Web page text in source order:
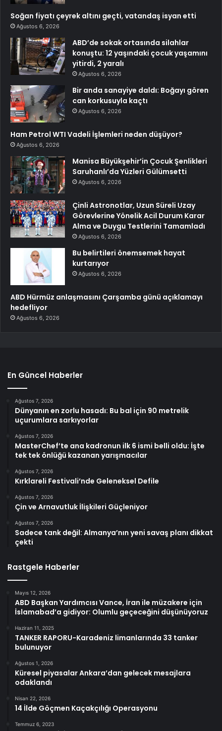
Soğan fiyatı çeyrek altını geçti, vatandaş isyan etti
Ağustos 6, 2026
ABD’de sokak ortasında silahlar
konuştu: 12 yaşındaki çocuk yaşamını
yitirdi, 2 yaralı
Ağustos 6, 2026
Bir anda sanayiye daldı: Boğayı gören
can korkusuyla kaçtı
Ağustos 6, 2026
Ham Petrol WTI Vadeli İşlemleri neden düşüyor?
Ağustos 6, 2026
Manisa Büyükşehir’in Çocuk Şenlikleri
Saruhanlı’da Yüzleri Gülümsetti
Ağustos 6, 2026
Çinli Astronotlar, Uzun Süreli Uzay
Görevlerine Yönelik Acil Durum Karar
Alma ve Duygu Testlerini Tamamladı
Ağustos 6, 2026
Bu belirtileri önemsemek hayat
kurtarıyor
Ağustos 6, 2026
ABD Hürmüz anlaşmasını Çarşamba günü açıklamayı
hedefliyor
Ağustos 6, 2026
En Güncel Haberler
Ağustos 7, 2026
Dünyanın en zorlu hasadı: Bu bal için 90 metrelik
uçurumlara sarkıyorlar
Ağustos 7, 2026
MasterChef’te ana kadronun ilk 6 ismi belli oldu: İşte
tek tek önlüğü kazanan yarışmacılar
Ağustos 7, 2026
Kırklareli Festivali’nde Geleneksel Defile
Ağustos 7, 2026
Çin ve Arnavutluk İlişkileri Güçleniyor
Ağustos 7, 2026
Sadece tank değil: Almanya’nın yeni savaş planı dikkat
çekti
Rastgele Haberler
Mayıs 12, 2026
ABD Başkan Yardımcısı Vance, İran ile müzakere için
İslamabad’a gidiyor: Olumlu geçeceğini düşünüyoruz
Haziran 11, 2025
TANKER RAPORU-Karadeniz limanlarında 33 tanker
bulunuyor
Ağustos 1, 2026
Küresel piyasalar Ankara’dan gelecek mesajlara
odaklandı
Nisan 22, 2026
14 İlde Göçmen Kaçakçılığı Operasyonu
Temmuz 6, 2023